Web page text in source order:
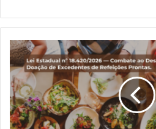
Lei
Estadual
nº
18.420/2026
—
Combate
ao